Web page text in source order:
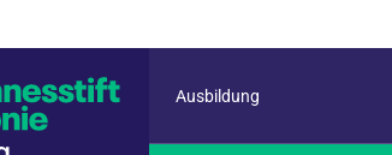
Ausbildung